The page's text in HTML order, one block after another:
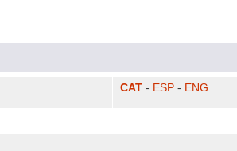
CAT - ESP - ENG